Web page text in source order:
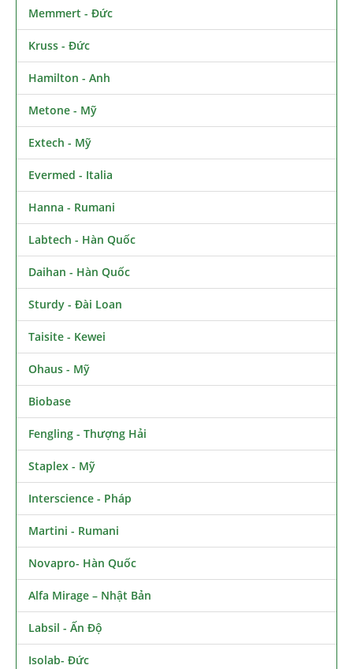
Memmert - Đức
Kruss - Đức
Hamilton - Anh
Metone - Mỹ
Extech - Mỹ
Evermed - Italia
Hanna - Rumani
Labtech - Hàn Quốc
Daihan - Hàn Quốc
Sturdy - Đài Loan
Taisite - Kewei
Ohaus - Mỹ
Biobase
Fengling - Thượng Hải
Staplex - Mỹ
Interscience - Pháp
Martini - Rumani
Novapro- Hàn Quốc
Alfa Mirage – Nhật Bản
Labsil - Ấn Độ
Isolab- Đức